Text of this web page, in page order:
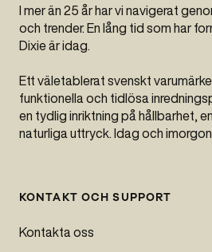
I mer än 25 år har vi navigerat
och trender. En lång tid som har
Dixie är idag.
Ett väletablerat svenskt
funktionella och tidlösa
en tydlig inriktning på hållbarhet,
naturliga uttryck. Idag och
KONTAKT OCH SUPPORT
Kontakta oss